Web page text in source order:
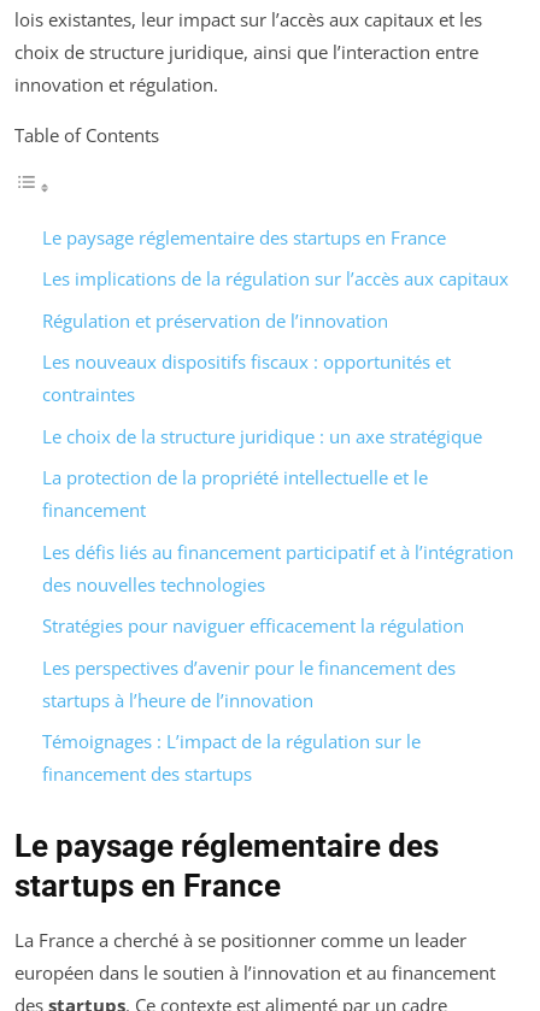
lois existantes, leur impact sur l’accès aux capitaux et les
choix de structure juridique, ainsi que l’interaction entre
innovation et régulation.
Table of Contents
Le paysage réglementaire des startups en France
Les implications de la régulation sur l’accès aux capitaux
Régulation et préservation de l’innovation
Les nouveaux dispositifs fiscaux : opportunités et
contraintes
Le choix de la structure juridique : un axe stratégique
La protection de la propriété intellectuelle et le
financement
Les défis liés au financement participatif et à l’intégration
des nouvelles technologies
Stratégies pour naviguer efficacement la régulation
Les perspectives d’avenir pour le financement des
startups à l’heure de l’innovation
Témoignages : L’impact de la régulation sur le
financement des startups
Le paysage réglementaire des
startups en France
La France a cherché à se positionner comme un leader
européen dans le soutien à l’innovation et au financement
des startups. Ce contexte est alimenté par un cadre